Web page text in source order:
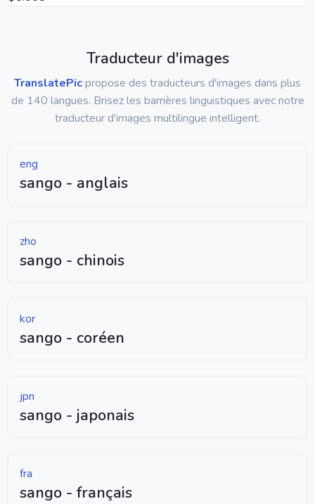
Traducteur d'images
TranslatePicpropose des traducteurs d'images dans plus
de 140 langues. Brisez les barrières linguistiques avec notre
traducteur d'images multilingue intelligent.
eng
sango - anglais
zho
sango - chinois
kor
sango - coréen
jpn
sango - japonais
fra
sango - français